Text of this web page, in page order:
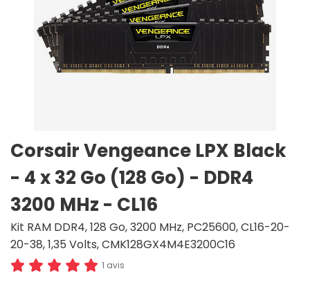
Corsair Vengeance LPX Black
- 4 x 32 Go (128 Go) - DDR4
3200 MHz - CL16
Kit RAM DDR4, 128 Go, 3200 MHz, PC25600, CL16-20-
20-38, 1,35 Volts, CMK128GX4M4E3200C16
1 avis